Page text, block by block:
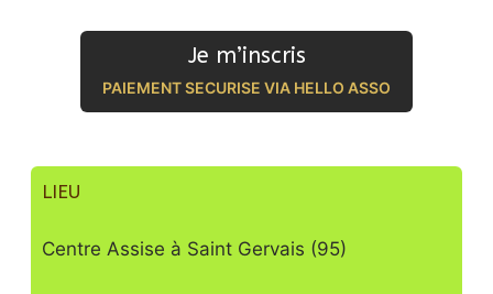
Je m’inscris
PAIEMENT SECURISE VIA HELLO ASSO
LIEU
Centre Assise à Saint Gervais (95)